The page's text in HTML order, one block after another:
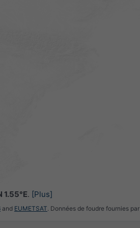
1.55°E. [Plus]
and EUMETSAT. Données de foudre fournies par